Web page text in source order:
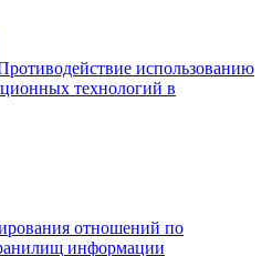
использованию
технологий в